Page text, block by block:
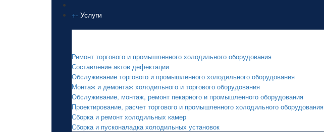
+- Услуги
Ремонт торгового и промышленного холодильного оборудования
Составление актов дефектации
Обслуживание торгового и промышленного холодильного оборудования
Монтаж и демонтаж холодильного и торгового оборудования
Обслуживание, монтаж, ремонт пекарного и промышленного оборудования
Проектирование, расчет торгового и промышленного холодильного оборудования
Сборка и ремонт холодильных камер
Сборка и пусконаладка холодильных установок